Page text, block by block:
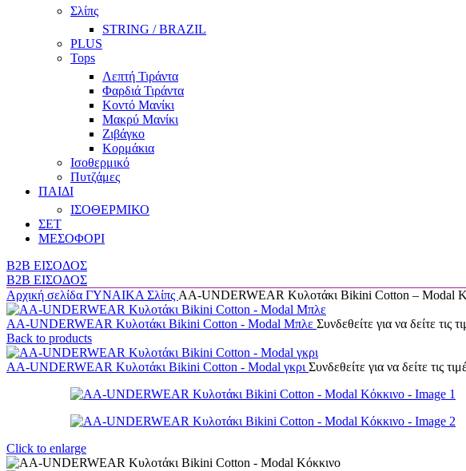
Σλίπς
STRING / BRAZIL
PLUS
Tops
Λεπτή Τιράντα
Φαρδιά Τιράντα
Κοντό Μανίκι
Μακρύ Μανίκι
Ζιβάγκο
Κορμάκια
Ισοθερμικό
Πυτζάμες
ΠΑΙΔΙ
ΙΣΟΘΕΡΜΙΚΟ
ΣΕΤ
ΜΕΣΟΦΟΡΙ
B2B ΕΙΣΟΔΟΣ
B2B ΕΙΣΟΔΟΣ
Αρχική σελίδα ΓΥΝΑΙΚΑ Σλίπς AA-UNDERWEAR Κυλοτάκι Bikini Cotton – Modal
AA-UNDERWEAR Κυλοτάκι Bikini Cotton - Modal Μπλε Συνδεθείτε για να δείτε τις
Back to products
AA-UNDERWEAR Κυλοτάκι Bikini Cotton - Modal γκρι Συνδεθείτε για να δείτε τις
Click to enlarge